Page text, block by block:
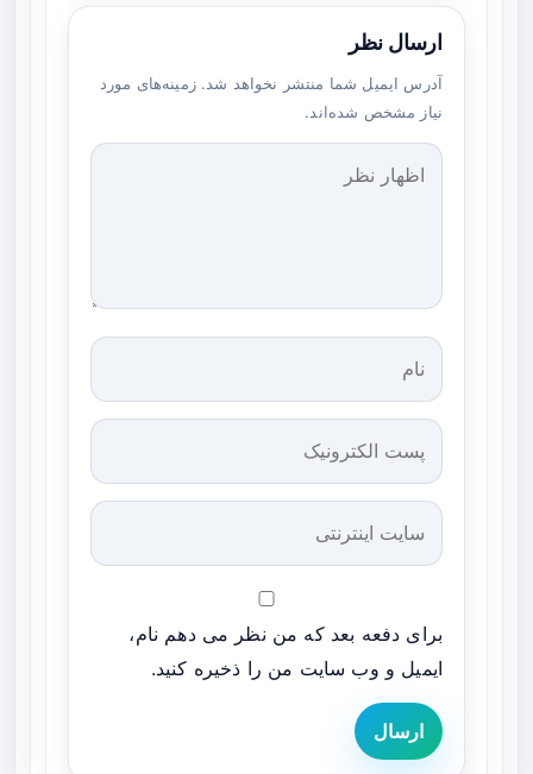
ارسال نظر
آدرس ایمیل شما منتشر نخواهد شد. زمینه‌های مورد
نیاز مشخص شده‌اند.
برای دفعه بعد که من نظر می دهم نام،
ایمیل و وب سایت من را ذخیره کنید.
ارسال